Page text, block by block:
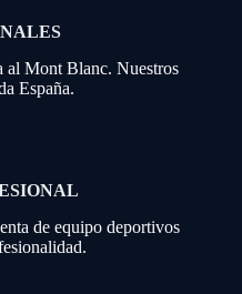
al Mont Blanc. Nuestros
España.
de equipo deportivos